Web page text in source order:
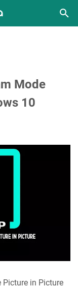
Mode
10
in Picture